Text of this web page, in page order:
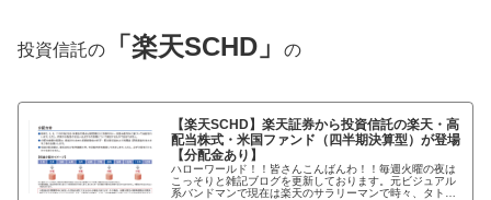
投資信託の 「楽天SCHD」 の
【楽天SCHD】楽天証券から投資信託の楽天・高
配当株式・米国ファンド（四半期決算型）が登場
【分配金あり】
ハローワールド！！皆さんこんばんわ！！毎週火曜の夜は
こっそりと雑記ブログを更新しております。元ビジュアル
系バンドマンで現在は楽天のサラリーマンで時々、タトゥ